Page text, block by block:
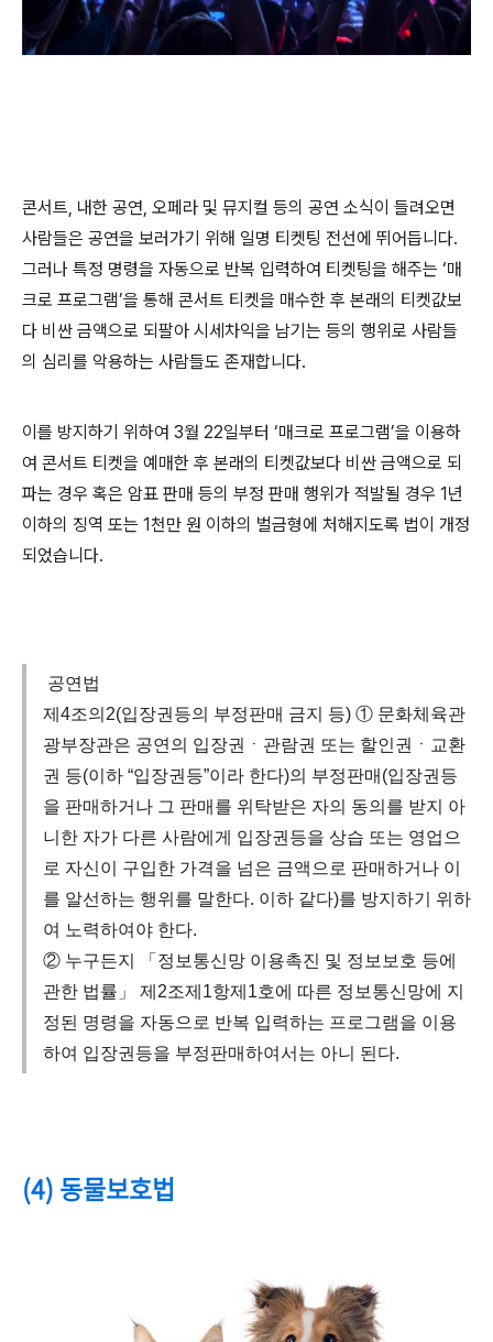
콘서트, 내한 공연, 오페라 및 뮤지컬 등의 공연 소식이 들려오면
사람들은 공연을 보러가기 위해 일명 티켓팅 전선에 뛰어듭니다.
그러나 특정 명령을 자동으로 반복 입력하여 티켓팅을 해주는 ‘매
크로 프로그램’을 통해 콘서트 티켓을 매수한 후 본래의 티켓값보
다 비싼 금액으로 되팔아 시세차익을 남기는 등의 행위로 사람들
의 심리를 악용하는 사람들도 존재합니다.
이를 방지하기 위하여 3월 22일부터 ‘매크로 프로그램’을 이용하
여 콘서트 티켓을 예매한 후 본래의 티켓값보다 비싼 금액으로 되
파는 경우 혹은 암표 판매 등의 부정 판매 행위가 적발될 경우 1년
이하의 징역 또는 1천만 원 이하의 벌금형에 처해지도록 법이 개정
되었습니다.
공연법
제4조의2(입장권등의 부정판매 금지 등) ① 문화체육관
광부장관은 공연의 입장권ㆍ관람권 또는 할인권ㆍ교환
권 등(이하 “입장권등”이라 한다)의 부정판매(입장권등
을 판매하거나 그 판매를 위탁받은 자의 동의를 받지 아
니한 자가 다른 사람에게 입장권등을 상습 또는 영업으
로 자신이 구입한 가격을 넘은 금액으로 판매하거나 이
를 알선하는 행위를 말한다. 이하 같다)를 방지하기 위하
여 노력하여야 한다.
② 누구든지 「정보통신망 이용촉진 및 정보보호 등에
관한 법률」 제2조제1항제1호에 따른 정보통신망에 지
정된 명령을 자동으로 반복 입력하는 프로그램을 이용
하여 입장권등을 부정판매하여서는 아니 된다.
(4) 동물보호법